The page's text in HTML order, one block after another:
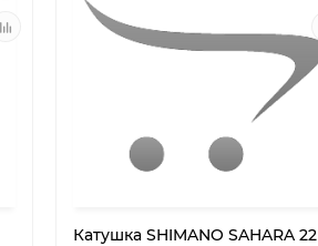
Катушка SHIMANO SAHARA 22